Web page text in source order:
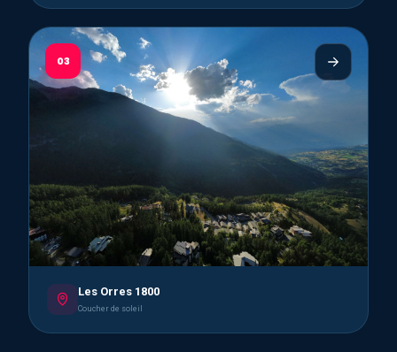
03
Les Orres 1800
Coucher de soleil